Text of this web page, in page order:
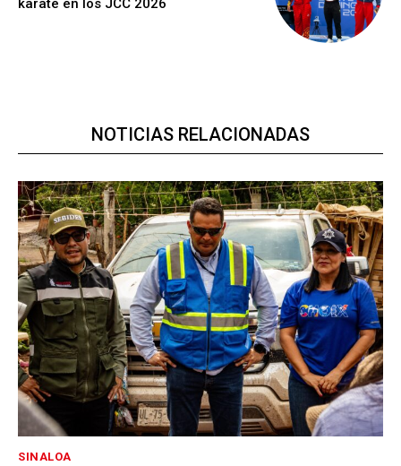
karate en los JCC 2026
NOTICIAS RELACIONADAS
SINALOA